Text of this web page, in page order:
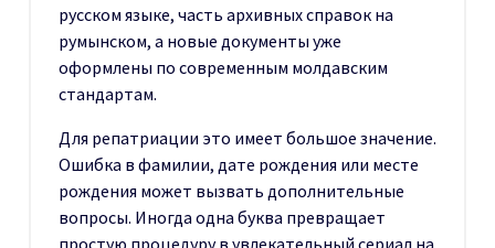
русском языке, часть архивных справок на
румынском, а новые документы уже
оформлены по современным молдавским
стандартам.
Для репатриации это имеет большое значение.
Ошибка в фамилии, дате рождения или месте
рождения может вызвать дополнительные
вопросы. Иногда одна буква превращает
простую процедуру в увлекательный сериал на